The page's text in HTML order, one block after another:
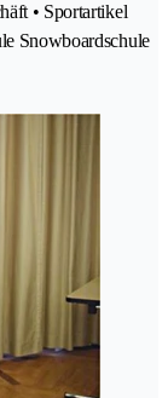
• Sportartikel
Snowboardschule